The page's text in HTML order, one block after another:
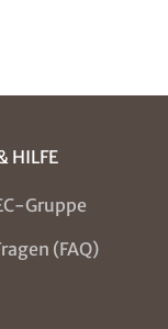
HILFE
Gruppe
(FAQ)